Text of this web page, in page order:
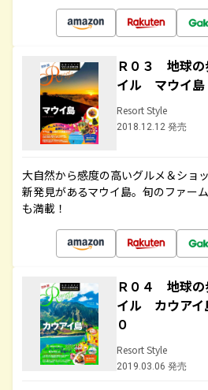
Ｒ０３ 地球
イル マウイ島
Resort Style
2018.12.12 発売
大自然から感度の高いグルメ＆ショ
新発見があるマウイ島。旬のファー
も満載！
Ｒ０４ 地球
イル カウアイ
０
Resort Style
2019.03.06 発売